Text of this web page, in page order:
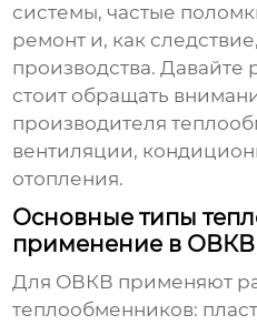
системы, частые
ремонт и, как
производства. Давайте
стоит обращать
производителя
вентиляции,
отопления.
Основные типы
применение в ОВКВ
Для ОВКВ применяют
теплообменников: